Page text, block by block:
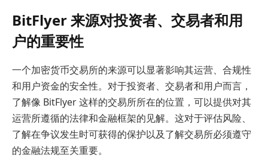
BitFlyer 来源对投资者、交易者和用
户的重要性
一个加密货币交易所的来源可以显著影响其运营、合规性
和用户资金的安全性。对于投资者、交易者和用户而言，
了解像 BitFlyer 这样的交易所所在的位置，可以提供对其
运营所遵循的法律和金融框架的见解。这对于评估风险、
了解在争议发生时可获得的保护以及了解交易所必须遵守
的金融法规至关重要。